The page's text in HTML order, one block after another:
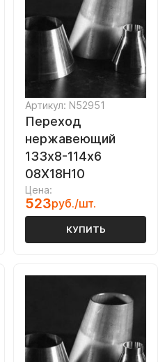
Артикул: N52951
Переход
нержавеющий
133х8-114х6
08Х18Н10
Цена:
523руб./шт.
КУПИТЬ